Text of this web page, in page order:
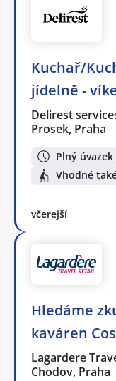
Kuchař/
jídelně -
Delirest
Prosek, Praha
Plný úvazek
Vhodné
včerejší
Hledáme
kaváren
Lagardere
Chodov, Praha